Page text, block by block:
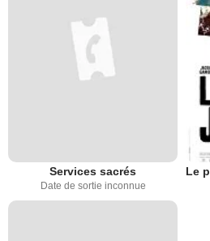
Services sacrés
Date de sortie inconnue